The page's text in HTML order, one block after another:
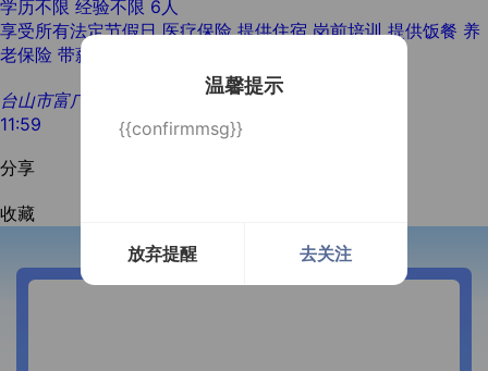
学历不限 经验不限 6人
享受所有法定节假日 医疗保险 提供住宿 岗前培训 提供饭餐 养
老保险 带薪年假
台山市富广金属科技有限公司
11:59
分享
收藏
温馨提示
{{confirmmsg}}
放弃提醒 去关注